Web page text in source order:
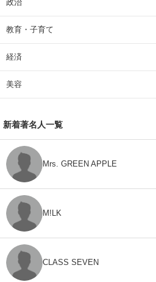
政治
教育・子育て
経済
美容
新着著名人一覧
Mrs. GREEN APPLE
M!LK
CLASS SEVEN